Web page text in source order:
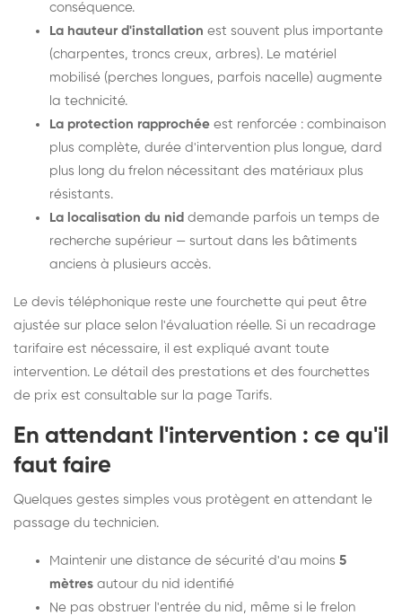
conséquence.
La hauteur d'installation est souvent plus importante
(charpentes, troncs creux, arbres). Le matériel
mobilisé (perches longues, parfois nacelle) augmente
la technicité.
La protection rapprochée est renforcée : combinaison
plus complète, durée d'intervention plus longue, dard
plus long du frelon nécessitant des matériaux plus
résistants.
La localisation du nid demande parfois un temps de
recherche supérieur — surtout dans les bâtiments
anciens à plusieurs accès.
Le devis téléphonique reste une fourchette qui peut être
ajustée sur place selon l'évaluation réelle. Si un recadrage
tarifaire est nécessaire, il est expliqué avant toute
intervention. Le détail des prestations et des fourchettes
de prix est consultable sur la page Tarifs.
En attendant l'intervention : ce qu'il
faut faire
Quelques gestes simples vous protègent en attendant le
passage du technicien.
Maintenir une distance de sécurité d'au moins 5
mètres autour du nid identifié
Ne pas obstruer l'entrée du nid, même si le frelon